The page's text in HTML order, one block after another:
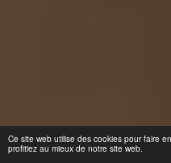
Ce site web utilise des cookies pour faire
profitiez au mieux de notre site web.